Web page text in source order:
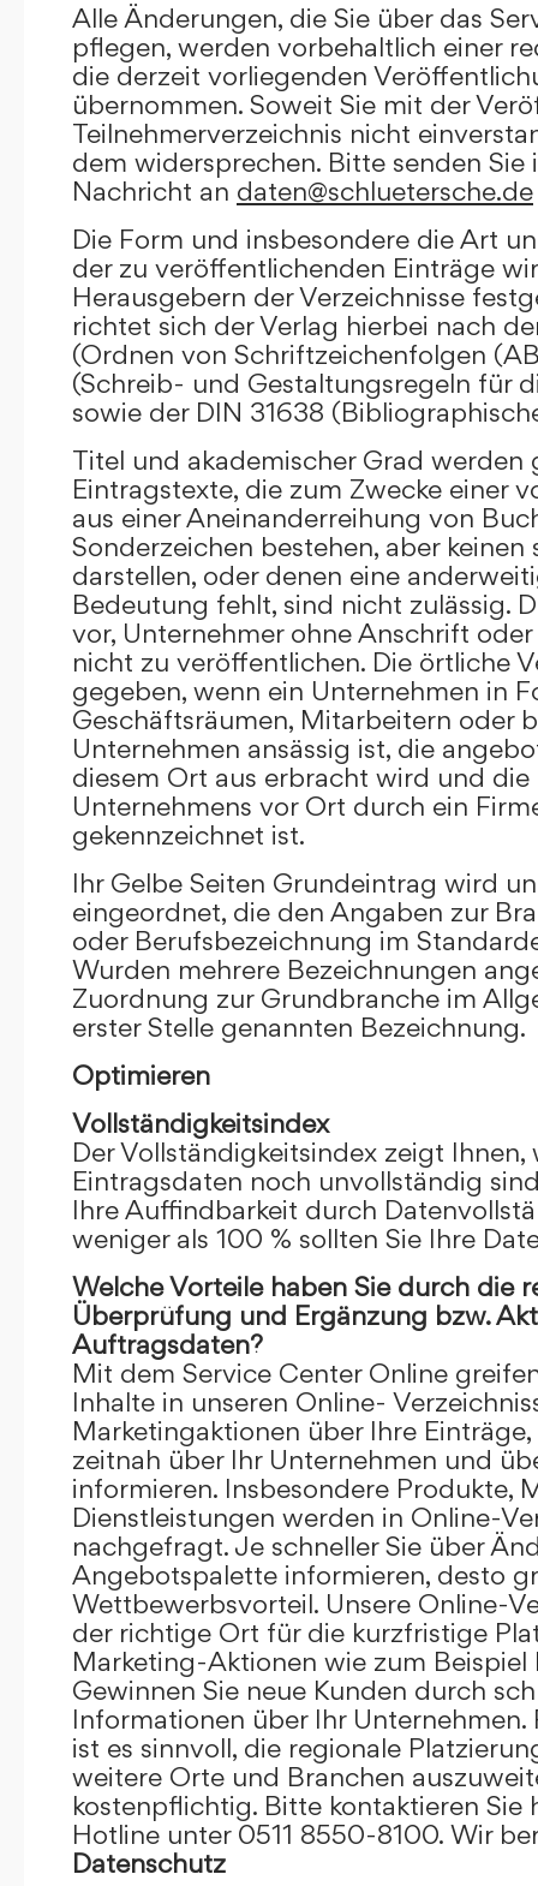
Alle Änderungen, die Sie über das
pflegen, werden vorbehaltlich einer
die derzeit vorliegenden
übernommen. Soweit Sie mit der
Teilnehmerverzeichnis nicht
dem widersprechen. Bitte senden Sie
Nachricht an daten@schluetersche.de
Die Form und insbesondere die Art
der zu veröffentlichenden Einträge
Herausgebern der Verzeichnisse
richtet sich der Verlag hierbei nach
(Ordnen von Schriftzeichenfolgen
(Schreib- und Gestaltungsregeln für
sowie der DIN 31638
Titel und akademischer Grad werden
Eintragstexte, die zum Zwecke einer
aus einer Aneinanderreihung von
Sonderzeichen bestehen, aber keinen
darstellen, oder denen eine
Bedeutung fehlt, sind nicht zulässig.
vor, Unternehmer ohne Anschrift
nicht zu veröffentlichen. Die örtliche
gegeben, wenn ein Unternehmen in
Geschäftsräumen, Mitarbeitern oder
Unternehmen ansässig ist, die
diesem Ort aus erbracht wird und die
Unternehmens vor Ort durch ein
gekennzeichnet ist.
Ihr Gelbe Seiten Grundeintrag wird
eingeordnet, die den Angaben zur
oder Berufsbezeichnung im
Wurden mehrere Bezeichnungen
Zuordnung zur Grundbranche im
erster Stelle genannten Bezeichnung.
Optimieren
Vollständigkeitsindex
Der Vollständigkeitsindex zeigt
Eintragsdaten noch unvollständig
Ihre Auffindbarkeit durch
weniger als 100 % sollten Sie Ihre
Welche Vorteile haben Sie durch die
Überprüfung und Ergänzung bzw.
Auftragsdaten?
Mit dem Service Center Online
Inhalte in unseren Online-
Marketingaktionen über Ihre
zeitnah über Ihr Unternehmen und
informieren. Insbesondere Produkte,
Dienstleistungen werden in Online-
nachgefragt. Je schneller Sie über
Angebotspalette informieren, desto
Wettbewerbsvorteil. Unsere Online-
der richtige Ort für die kurzfristige
Marketing-Aktionen wie zum Beispiel
Gewinnen Sie neue Kunden durch
Informationen über Ihr Unternehmen.
ist es sinnvoll, die regionale
weitere Orte und Branchen
kostenpflichtig. Bitte kontaktieren Sie
Hotline unter 0511 8550-8100. Wir
Datenschutz